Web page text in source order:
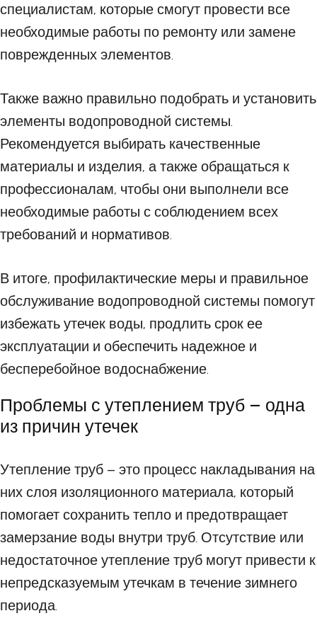
специалистам, которые смогут провести все
необходимые работы по ремонту или замене
поврежденных элементов.
Также важно правильно подобрать и установить
элементы водопроводной системы.
Рекомендуется выбирать качественные
материалы и изделия, а также обращаться к
профессионалам, чтобы они выполнели все
необходимые работы с соблюдением всех
требований и нормативов.
В итоге, профилактические меры и правильное
обслуживание водопроводной системы помогут
избежать утечек воды, продлить срок ее
эксплуатации и обеспечить надежное и
бесперебойное водоснабжение.
Проблемы с утеплением труб – одна
из причин утечек
Утепление труб – это процесс накладывания на
них слоя изоляционного материала, который
помогает сохранить тепло и предотвращает
замерзание воды внутри труб. Отсутствие или
недостаточное утепление труб могут привести к
непредсказуемым утечкам в течение зимнего
периода.